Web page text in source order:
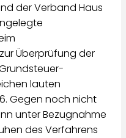
der Verband Haus
Überprüfung der
lauten
Gegen noch nicht
unter Bezugnahme
des Verfahrens